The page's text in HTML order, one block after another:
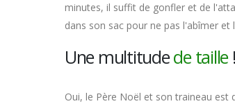
minutes, il suffit de gonfler et de
dans son sac pour ne pas l'abîmer et
Une multitudede taille!
Oui, le Père Noël et son traineau est